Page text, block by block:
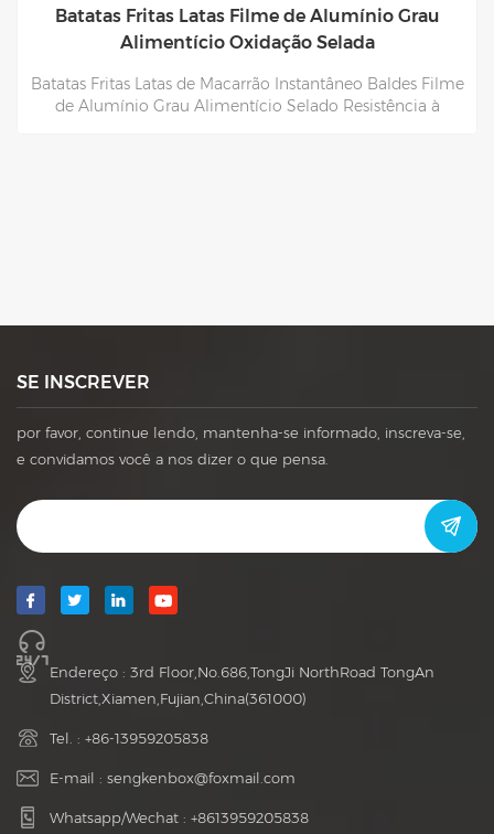
SE INSCREVER
por favor, continue lendo, mantenha-se informado, inscreva-se,
e convidamos você a nos dizer o que pensa.
Endereço : 3rd Floor,No.686,TongJi NorthRoad TongAn
District,Xiamen,Fujian,China(361000)
Tel. : +86-13959205838
E-mail : sengkenbox@foxmail.com
Whatsapp/Wechat : +8613959205838